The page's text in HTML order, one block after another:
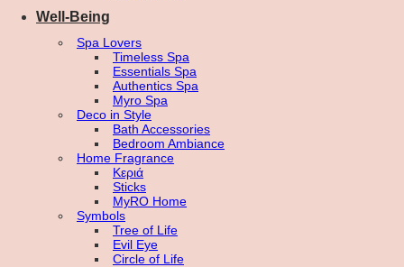
Well-Being
Spa Lovers
Timeless Spa
Essentials Spa
Authentics Spa
Myro Spa
Deco in Style
Bath Accessories
Bedroom Ambiance
Home Fragrance
Κεριά
Sticks
MyRO Home
Symbols
Tree of Life
Evil Eye
Circle of Life